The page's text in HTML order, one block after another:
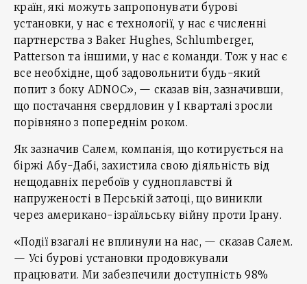
країн, які можуть запропонувати бурові
установки, у нас є технології, у нас є численні
партнерства з Baker Hughes, Schlumberger,
Patterson та іншими, у нас є команди. Тож у нас є
все необхідне, щоб задовольнити будь-який
попит з боку ADNOC», — сказав він, зазначивши,
що постачання свердловин у І кварталі зросли
порівняно з попереднім роком.
Як зазначив Салем, компанія, що котирується на
біржі Абу-Дабі, захистила свою діяльність від
нещодавніх перебоїв у судноплавстві й
напруженості в Перській затоці, що виникли
через американо-ізраїльську війну проти Ірану.
«Події взагалі не вплинули на нас, — сказав Салем.
— Усі бурові установки продовжували
працювати. Ми забезпечили доступність 98%